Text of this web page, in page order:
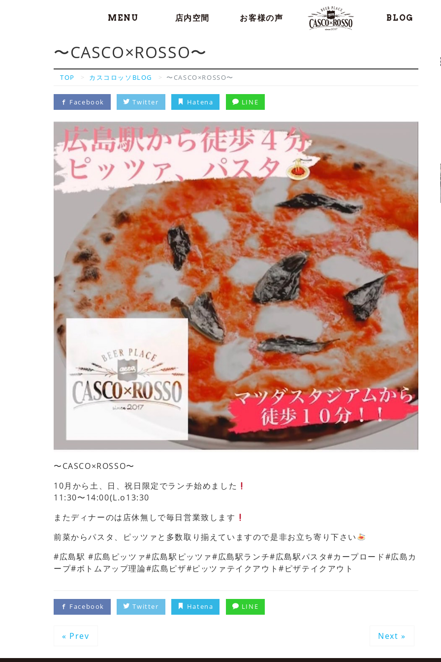
MENU 店内空間 お客様の声 BLOG
〜CASCO×ROSSO〜
TOP カスコロッソBLOG 〜CASCO×ROSSO〜
Facebook Twitter Hatena LINE
〜CASCO×ROSSO〜
10月から土、日、祝日限定でランチ始めました
11:30〜14:00(L.o13:30
またディナーのは店休無しで毎日営業致します
前菜からパスタ、ピッツァと多数取り揃えていますので是非お立ち寄り下さい
#広島駅 #広島ピッツァ#広島駅ピッツァ#広島駅ランチ#広島駅パスタ#カープロード#広島カ
ープ#ボトムアップ理論#広島ピザ#ピッツァテイクアウト#ピザテイクアウト
Facebook Twitter Hatena LINE
« Prev Next »